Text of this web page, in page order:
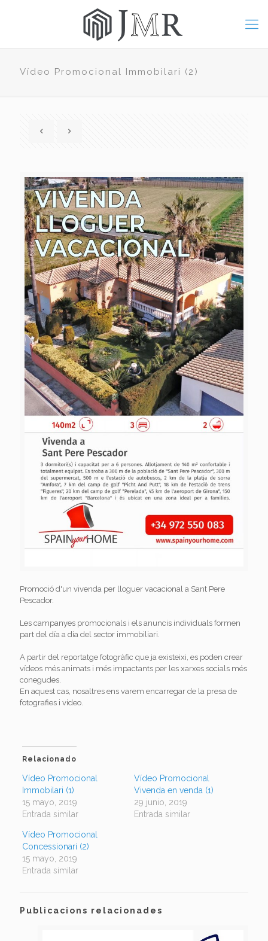
Vídeo Promocional Immobilari (2)
Promoció d'un vivenda per lloguer vacacional a Sant Pere
Pescador.
Les campanyes promocionals i els anuncis individuals formen
part del día a día del sector immobiliari.
A partir del reportatge fotogràfic que ja existeixi, es poden crear
vídeos més animats i més impactants per les xarxes socials més
conegudes.
En aquest cas, nosaltres ens varem encarregar de la presa de
fotografies i vídeo.
Relacionado
Vídeo Promocional
Immobilari (1)
15 mayo, 2019
Entrada similar
Vídeo Promocional
Vivenda en venda (1)
29 junio, 2019
Entrada similar
Vídeo Promocional
Concessionari (2)
15 mayo, 2019
Entrada similar
Publicacions relacionades